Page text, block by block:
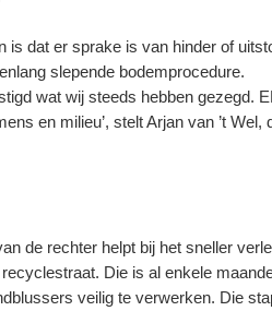
is dat er sprake is van hinder of
slepende bodemprocedure.
wat wij steeds hebben gezegd.
en milieu’, stelt Arjan van ’t Wel,
de rechter helpt bij het sneller
Die is al enkele
veilig te verwerken. Die